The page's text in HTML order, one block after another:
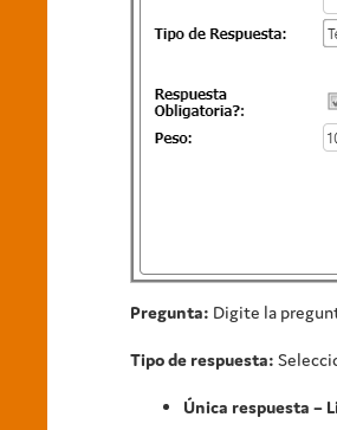
Pregunta: Digite la
Tipo de respuesta:
Única respuesta –